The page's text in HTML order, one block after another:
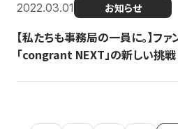
2022.03.01 お知らせ
【私たちも事務局の一員に。】フ
「congrant NEXT」の新しい挑戦